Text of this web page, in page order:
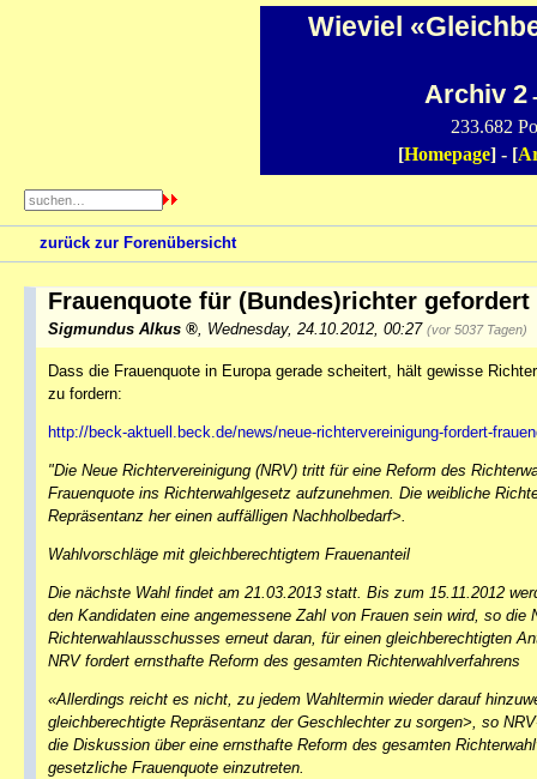
Wieviel
Archiv 2
233.682
[Homepage] - [
zurück zur Forenübersicht
Frauenquote für (Bundes)richter gefordert
Sigmundus Alkus Wednesday, 24.10.2012, 00:27 (vor 5037 Tagen)
Dass die Frauenquote in Europa gerade scheitert, hält gewisse
zu fordern:
http://beck-aktuell.beck.de/news/neue-richtervereinigung-fordert-
"Die Neue Richtervereinigung (NRV) tritt für eine Reform des
Frauenquote ins Richterwahlgesetz aufzunehmen. Die weibliche
Repräsentanz her einen auffälligen Nachholbedarf>.
Wahlvorschläge mit gleichberechtigtem Frauenanteil
Die nächste Wahl findet am 21.03.2013 statt. Bis zum 15.11.2012
den Kandidaten eine angemessene Zahl von Frauen sein wird, so
Richterwahlausschusses erneut daran, für einen gleichberechtigten
NRV fordert ernsthafte Reform des gesamten Richterwahlverfahrens
«Allerdings reicht es nicht, zu jedem Wahltermin wieder darauf
gleichberechtigte Repräsentanz der Geschlechter zu sorgen>, so
die Diskussion über eine ernsthafte Reform des gesamten
gesetzliche Frauenquote einzutreten.